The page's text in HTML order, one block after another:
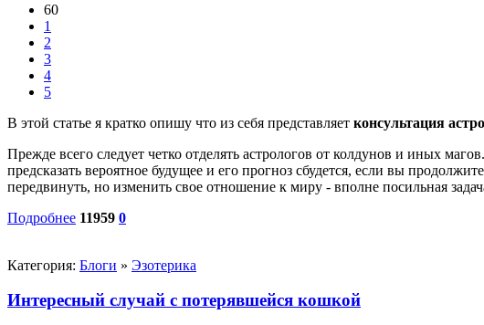
60
1
2
3
4
5
В этой статье я кратко опишу что из себя представляет консультация
Прежде всего следует четко отделять астрологов от колдунов и иных
предсказать вероятное будущее и его прогноз сбудется, если вы
передвинуть, но изменить свое отношение к миру - вполне посильная
Подробнее 11959 0
Категория: Блоги » Эзотерика
Интересный случай с потерявшейся кошкой